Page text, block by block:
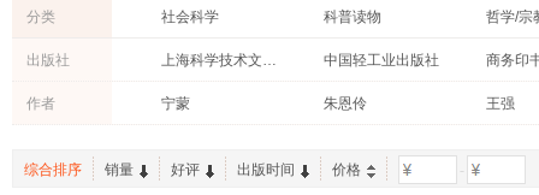
分类 社会科学 科普读物
哲学/宗
童书
经济
自然科
计算机/
工具书
出版社 上海科学技术文献出版社 中国轻工业出版社
商务印
上海文艺出版社
江苏人民出版社
北京联
外语教学与研究出版社
中国人民大学出版社 人民邮
作者 宁蒙 朱恩伶 王强
综合排序 销量 好评 出版时间 价格 -